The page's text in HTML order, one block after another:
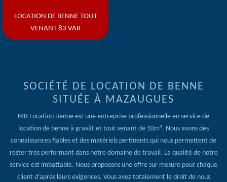
LOCATION DE BENNE TOUT
VENANT 83 VAR
SOCIÉTÉ DE LOCATION DE BENNE
SITUÉE À MAZAUGUES
MB Location Benne est une entreprise professionnelle en service de
location de benne à gravât et tout venant de 10m³. Nous avons des
connaissances fiables et des matériels pertinents qui nous permettent de
rester très performant dans notre domaine de travail. La qualité de notre
service est imbattable. Nous proposons une offre sur mesure pour chaque
client d’après leurs exigences. Vous avez totalement le droit de nous